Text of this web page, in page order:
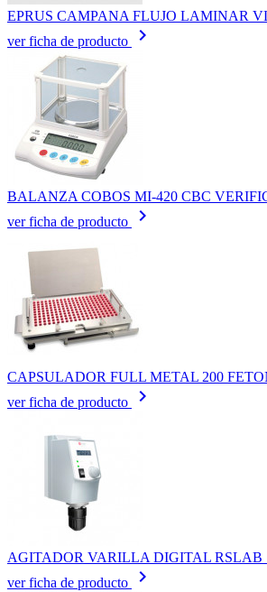
EPRUS CAMPANA FLUJO LAMINAR
ver ficha de producto
keyboard_arrow_right
BALANZA COBOS MI-420 CBC
ver ficha de producto
keyboard_arrow_right
CAPSULADOR FULL METAL 200
ver ficha de producto
keyboard_arrow_right
AGITADOR VARILLA DIGITAL RSLAB
ver ficha de producto
keyboard_arrow_right